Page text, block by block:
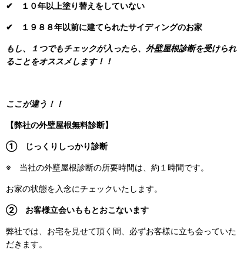
✔ １０年以上塗り替えをしていない
✔ １９８８年以前に建てられたサイディングのお家
もし、１つでもチェックが入ったら、外壁屋根診断を受けられ
ることをオススメします！！
ここが違う！！
【弊社の外壁屋根無料診断】
① じっくりしっかり診断
※ 当社の外壁屋根診断の所要時間は、約１時間です。
お家の状態を入念にチェックいたします。
② お客様立会いももとおこないます
弊社では、お宅を見せて頂く間、必ずお客様に立ち会っていた
だきます。